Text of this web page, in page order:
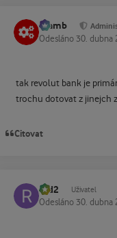
Slamb
Odesláno 30. dubna
tak revolut bank je
trochu dotovat z jinejch
Citovat
r2d2 Uživatel
Odesláno 30. dubna